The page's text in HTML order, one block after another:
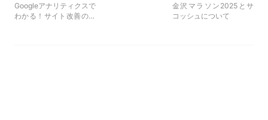
Googleアナリティクスで
わかる！サイト改善の第
金沢マラソン2025とサ
コッシュについて